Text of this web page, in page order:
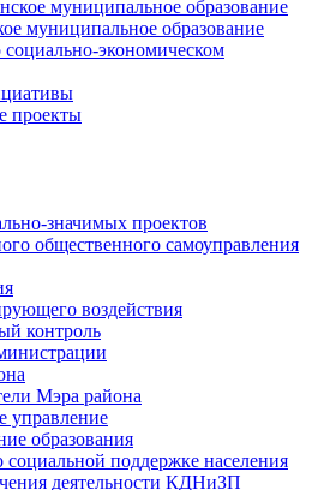
муниципальное образование
муниципальное образование
экономическом
проекты
значимых проектов
общественного самоуправления
воздействия
контроль
Мэра района
управление
образования
социальной поддержке населения
деятельности КДНиЗП